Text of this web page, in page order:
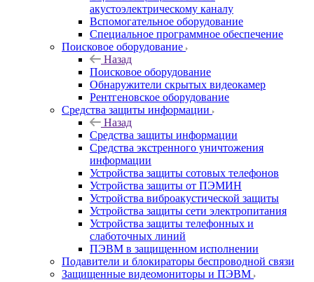
акустоэлектрическому каналу
Вспомогательное оборудование
Специальное программное обеспечение
Поисковое оборудование
Назад
Поисковое оборудование
Обнаружители скрытых видеокамер
Рентгеновское оборудование
Средства защиты информации
Назад
Средства защиты информации
Средства экстренного уничтожения
информации
Устройства защиты сотовых телефонов
Устройства защиты от ПЭМИН
Устройства виброакустической защиты
Устройства защиты сети электропитания
Устройства защиты телефонных и
слаботочных линий
ПЭВМ в защищенном исполнении
Подавители и блокираторы беспроводной связи
Защищенные видеомониторы и ПЭВМ